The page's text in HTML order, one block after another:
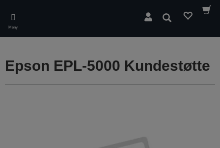
main
content
Meny
Søk
Epson EPL-5000 Kundestøtte